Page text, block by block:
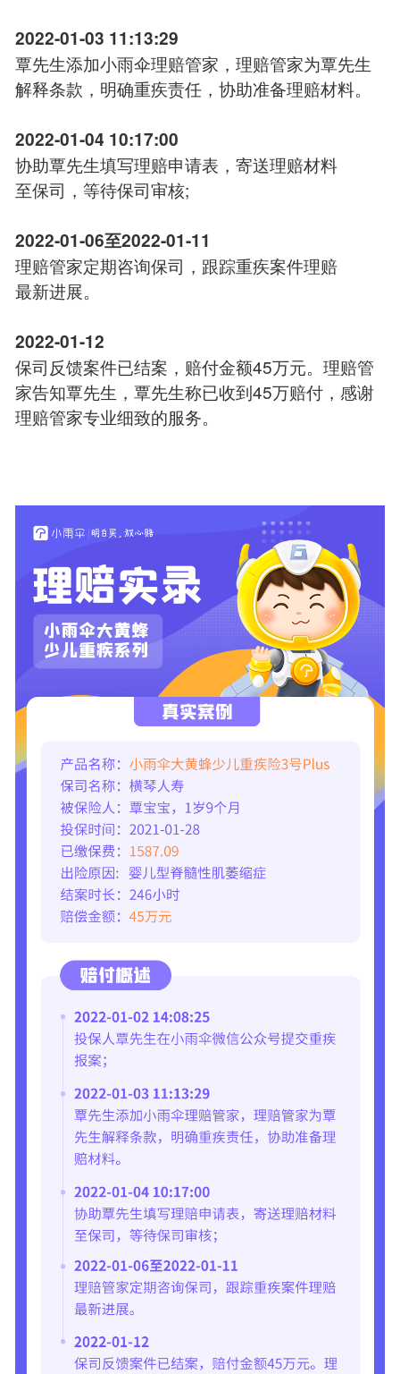
2022-01-03 11:13:29
覃先生添加小雨伞理赔管家，理赔管家为覃先生
解释条款，明确重疾责任，协助准备理赔材料。
2022-01-04 10:17:00
协助覃先生填写理赔申请表，寄送理赔材料
至保司，等待保司审核;
2022-01-06至2022-01-11
理赔管家定期咨询保司，跟踪重疾案件理赔
最新进展。
2022-01-12
保司反馈案件已结案，赔付金额45万元。理赔管
家告知覃先生，覃先生称已收到45万赔付，感谢
理赔管家专业细致的服务。